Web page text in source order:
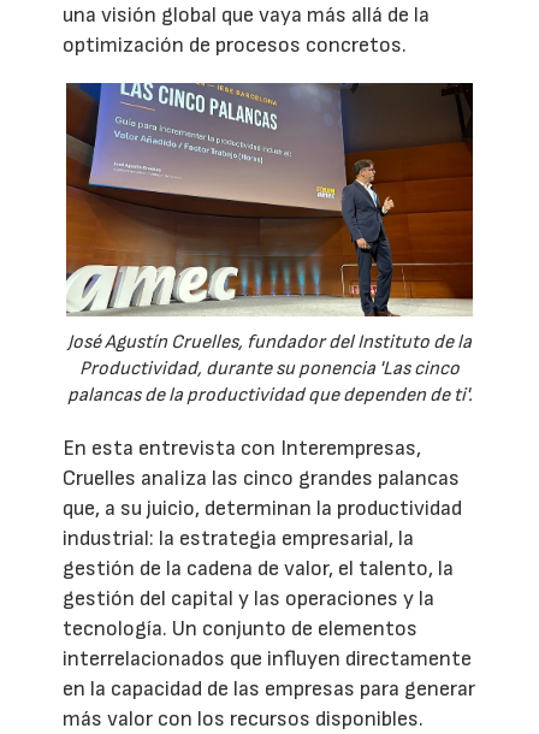
una visión global que vaya más allá de la
optimización de procesos concretos.
José Agustín Cruelles, fundador del Instituto de la
Productividad, durante su ponencia 'Las cinco
palancas de la productividad que dependen de ti'.
En esta entrevista con Interempresas,
Cruelles analiza las cinco grandes palancas
que, a su juicio, determinan la productividad
industrial: la estrategia empresarial, la
gestión de la cadena de valor, el talento, la
gestión del capital y las operaciones y la
tecnología. Un conjunto de elementos
interrelacionados que influyen directamente
en la capacidad de las empresas para generar
más valor con los recursos disponibles.